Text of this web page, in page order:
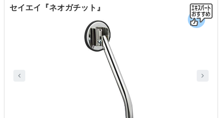
セイエイ『ネオガチット』